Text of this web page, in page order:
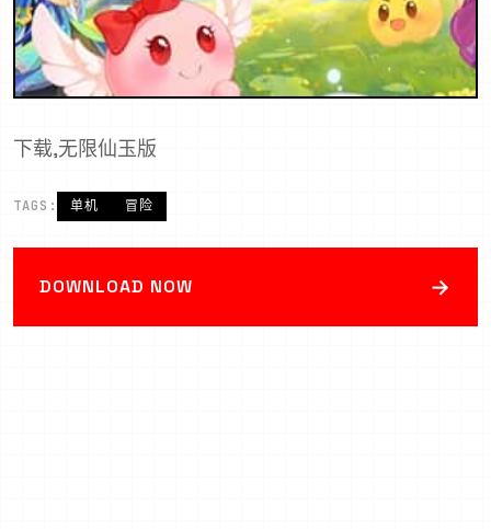
下载,无限仙玉版
TAGS: 单机 冒险
DOWNLOAD NOW →